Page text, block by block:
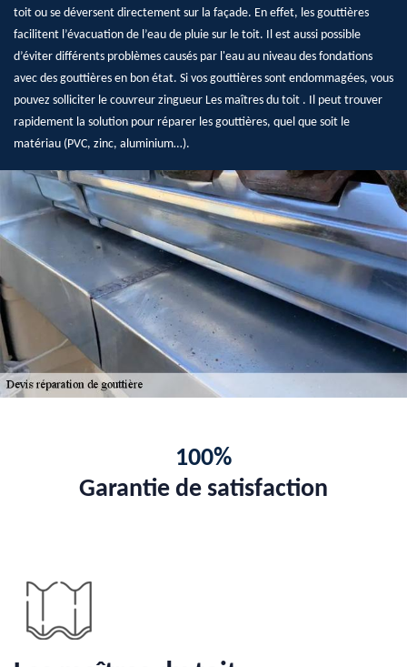
toit ou se déversent directement sur la façade. En effet, les gouttières
facilitent l’évacuation de l’eau de pluie sur le toit. Il est aussi possible
d’éviter différents problèmes causés par l'eau au niveau des fondations
avec des gouttières en bon état. Si vos gouttières sont endommagées, vous
pouvez solliciter le couvreur zingueur Les maîtres du toit . Il peut trouver
rapidement la solution pour réparer les gouttières, quel que soit le
matériau (PVC, zinc, aluminium…).
100%
Garantie de satisfaction